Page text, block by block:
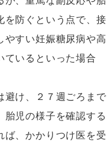
を防ぐという点で、接
やすい妊娠糖尿病や高
ているといった場合
避け、２７週ごろまで
胎児の様子を確認する
ば、かかりつけ医を受